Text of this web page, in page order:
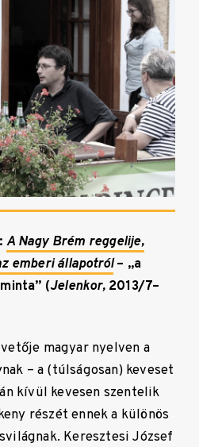
A Nagy Brém reggelije,
emberi állapotról– „a
(Jelenkor,2013/7–
magyar nyelven a
– a (túlságosan) keveset
kívül kevesen szentelik
részét ennek a különös
Keresztesi József